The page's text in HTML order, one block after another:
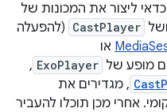
ליצור את המכונות של
CastPlayer (להפעלה
או
מופע של ExoPlayer
,
, מגדירים את
אחרי מכן תוכלו להעביר